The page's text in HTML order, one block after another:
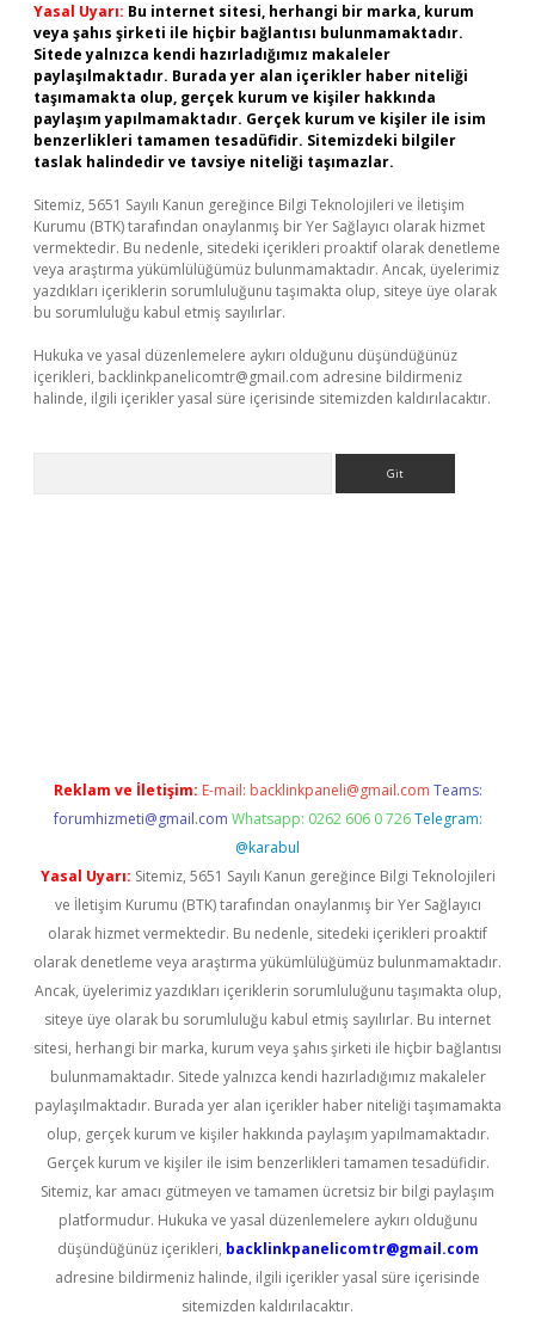
Yasal Uyarı: Bu internet sitesi, herhangi bir marka, kurum
veya şahıs şirketi ile hiçbir bağlantısı bulunmamaktadır.
Sitede yalnızca kendi hazırladığımız makaleler
paylaşılmaktadır. Burada yer alan içerikler haber niteliği
taşımamakta olup, gerçek kurum ve kişiler hakkında
paylaşım yapılmamaktadır. Gerçek kurum ve kişiler ile isim
benzerlikleri tamamen tesadüfidir. Sitemizdeki bilgiler
taslak halindedir ve tavsiye niteliği taşımazlar.
Sitemiz, 5651 Sayılı Kanun gereğince Bilgi Teknolojileri ve İletişim
Kurumu (BTK) tarafından onaylanmış bir Yer Sağlayıcı olarak hizmet
vermektedir. Bu nedenle, sitedeki içerikleri proaktif olarak denetleme
veya araştırma yükümlülüğümüz bulunmamaktadır. Ancak, üyelerimiz
yazdıkları içeriklerin sorumluluğunu taşımakta olup, siteye üye olarak
bu sorumluluğu kabul etmiş sayılırlar.
Hukuka ve yasal düzenlemelere aykırı olduğunu düşündüğünüz
içerikleri, backlinkpanelicomtr@gmail.com adresine bildirmeniz
halinde, ilgili içerikler yasal süre içerisinde sitemizden kaldırılacaktır.
Reklam ve İletişim: E-mail: backlinkpaneli@gmail.com Teams:
forumhizmeti@gmail.com Whatsapp: 0262 606 0 726 Telegram:
@karabul
Yasal Uyarı: Sitemiz, 5651 Sayılı Kanun gereğince Bilgi Teknolojileri
ve İletişim Kurumu (BTK) tarafından onaylanmış bir Yer Sağlayıcı
olarak hizmet vermektedir. Bu nedenle, sitedeki içerikleri proaktif
olarak denetleme veya araştırma yükümlülüğümüz bulunmamaktadır.
Ancak, üyelerimiz yazdıkları içeriklerin sorumluluğunu taşımakta olup,
siteye üye olarak bu sorumluluğu kabul etmiş sayılırlar. Bu internet
sitesi, herhangi bir marka, kurum veya şahıs şirketi ile hiçbir bağlantısı
bulunmamaktadır. Sitede yalnızca kendi hazırladığımız makaleler
paylaşılmaktadır. Burada yer alan içerikler haber niteliği taşımamakta
olup, gerçek kurum ve kişiler hakkında paylaşım yapılmamaktadır.
Gerçek kurum ve kişiler ile isim benzerlikleri tamamen tesadüfidir.
Sitemiz, kar amacı gütmeyen ve tamamen ücretsiz bir bilgi paylaşım
platformudur. Hukuka ve yasal düzenlemelere aykırı olduğunu
düşündüğünüz içerikleri, backlinkpanelicomtr@gmail.com
adresine bildirmeniz halinde, ilgili içerikler yasal süre içerisinde
sitemizden kaldırılacaktır.